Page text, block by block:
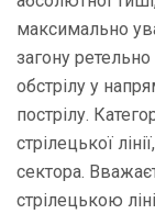
максимально
загону ретельно
обстрілу у
пострілу.
стрілецької
сектора.
стрілецькою